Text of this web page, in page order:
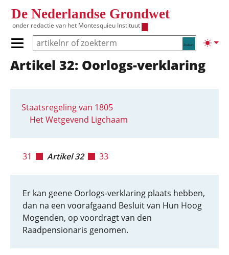
De Nederlandse Grondwet
onder redactie van het Montesquieu Instituut
Zoeken
Primair menu tonen/verbergen
Hoofdnavigatie
Artikel 32: Oorlogs-verklaring
Staatsregeling van 1805
Het Wetgevend Ligchaam
31 Artikel 32 33
Er kan geene Oorlogs-verklaring plaats hebben,
dan na een voorafgaand Besluit van Hun Hoog
Mogenden, op voordragt van den
Raadpensionaris genomen.